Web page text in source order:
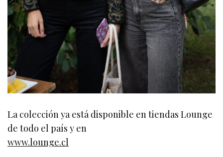
La colección ya está disponible en tiendas Lounge
de todo el país y en
www.lounge.cl